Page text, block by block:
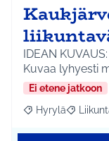
IDEAN
Kuvaa lyhyesti
Ei etene jatkoon
Rajaa tulokset
Hyrylä Rajaa